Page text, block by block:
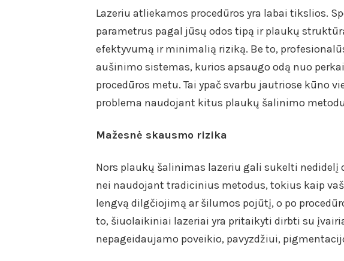
Lazeriu atliekamos procedūros yra labai tikslios.
parametrus pagal jūsų odos tipą ir plaukų
efektyvumą ir minimalią riziką. Be to,
aušinimo sistemas, kurios apsaugo odą nuo
procedūros metu. Tai ypač svarbu jautriose kūno
problema naudojant kitus plaukų šalinimo
Mažesnė skausmo rizika
Nors plaukų šalinimas lazeriu gali sukelti
nei naudojant tradicinius metodus, tokius kaip
lengvą dilgčiojimą ar šilumos pojūtį, o po
to, šiuolaikiniai lazeriai yra pritaikyti dirbti su
nepageidaujamo poveikio, pavyzdžiui,